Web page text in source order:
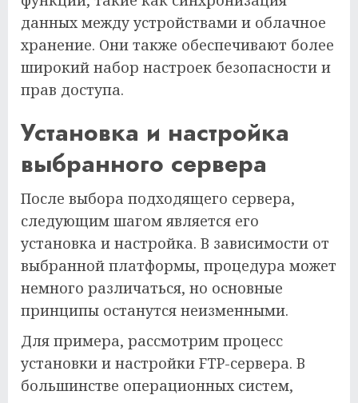
данных между устройствами и облачное
хранение. Они также обеспечивают более
широкий набор настроек безопасности и
прав доступа.
Установка и настройка
выбранного сервера
После выбора подходящего сервера,
следующим шагом является его
установка и настройка. В зависимости от
выбранной платформы, процедура может
немного различаться, но основные
принципы останутся неизменными.
Для примера, рассмотрим процесс
установки и настройки FTP-сервера. В
большинстве операционных систем,